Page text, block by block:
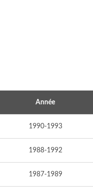
Année
1990-1993
1988-1992
1987-1989